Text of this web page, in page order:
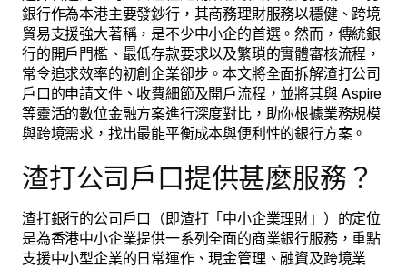
銀行作為本港主要發鈔行，其商務理財服務以穩健、跨境
貿易支援強大著稱，是不少中小企的首選。然而，傳統銀
行的開戶門檻、最低存款要求以及繁瑣的實體審核流程，
常令追求效率的初創企業卻步。本文將全面拆解渣打公司
戶口的申請文件、收費細節及開戶流程，並將其與 Aspire
等靈活的數位金融方案進行深度對比，助你根據業務規模
與跨境需求，找出最能平衡成本與便利性的銀行方案。
渣打公司戶口提供甚麼服務？
渣打銀行的公司戶口（即渣打「中小企業理財」）的定位
是為香港中小企業提供一系列全面的商業銀行服務，重點
支援中小型企業的日常運作、現金管理、融資及跨境業